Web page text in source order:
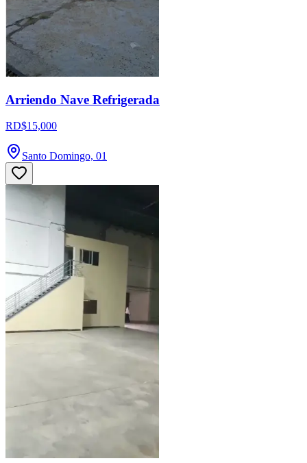
Arriendo Nave Refrigerada
RD$15,000
Santo Domingo, 01